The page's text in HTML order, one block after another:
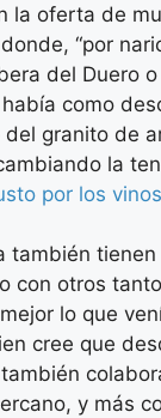
la oferta de
“por
del Duero
como
granito de
la
por los
también tienen
con otros
lo que
cree que
y más